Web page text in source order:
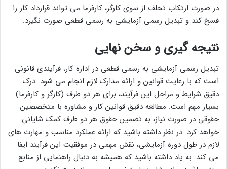
در صورت ارتکاب تخلف از سوی کارگر، کارفرما می تواند قرارداد کار را
فسخ کند و تبدیل رسمی آزمایشی به رسمی قطعی صورت نگیرد.
نتیجه گیری و سخن نهایی
تبدیل رسمی آزمایشی به رسمی قطعی در اداره کار، فرآیندی قانونی
است که با رعایت قوانین و ارائه مدارک لازم انجام می شود. درک
دقیق شرایط و مراحل این فرآیند، برای هر دو طرف (کارگر و کارفرما)
بسیار مهم است. مطالعه دقیق قوانین کار و مشاوره با متخصصین
حقوقی در صورت نیاز، به تضمین حقوق هر دو طرف کمک شایانی
خواهد کرد. در نظر داشته باشید که ارائه عملکرد مناسب و مهارت های
لازم در طول دوره آزمایشی، نقش مهمی در موفقیت این فرآیند ایفا
می کند. به یاد داشته باشید که همیشه به دنبال راهنمایی از منابع